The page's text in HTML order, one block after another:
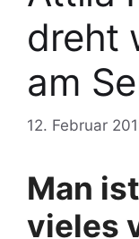
dreht
am
12. Februar
Man
vieles